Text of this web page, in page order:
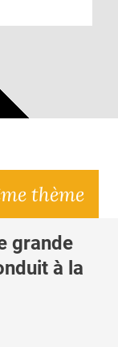
thème
grande
à la